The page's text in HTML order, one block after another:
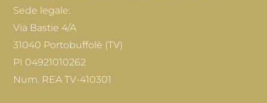
Sede legale:
Via Bastie 4/A
31040 Portobuffolè (TV)
PI 04921010262
Num. REA TV-410301